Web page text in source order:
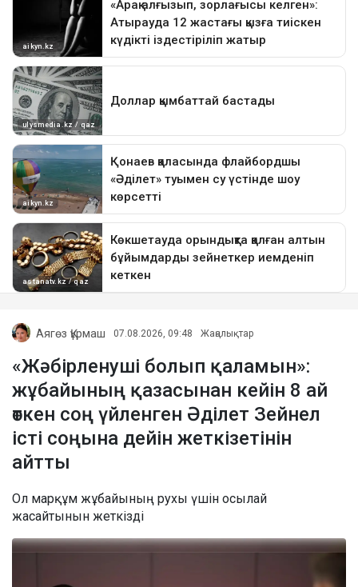
Аягөз Құрмаш 07.08.2026, 09:48 Жаңалықтар
«Жәбірленуші болып қаламын»:
жұбайының қазасынан кейін 8 ай
өткен соң үйленген Әділет Зейнел
істі соңына дейін жеткізетінін
айтты
Ол марқұм жұбайының рухы үшін осылай
жасайтынын жеткізді